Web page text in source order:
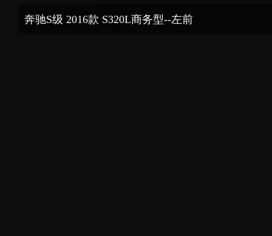
奔驰S级 2016款 S320L商务型--左前